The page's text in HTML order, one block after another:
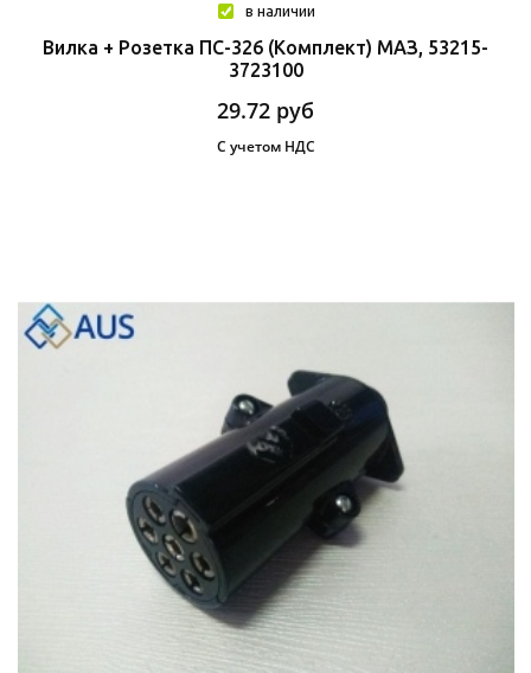
в наличии
Вилка + Розетка ПС-326 (комплект) МАЗ, 53215-
3723100
29.72 руб
С учетом НДС